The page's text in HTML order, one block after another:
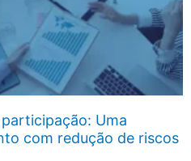
Uma
com redução de riscos